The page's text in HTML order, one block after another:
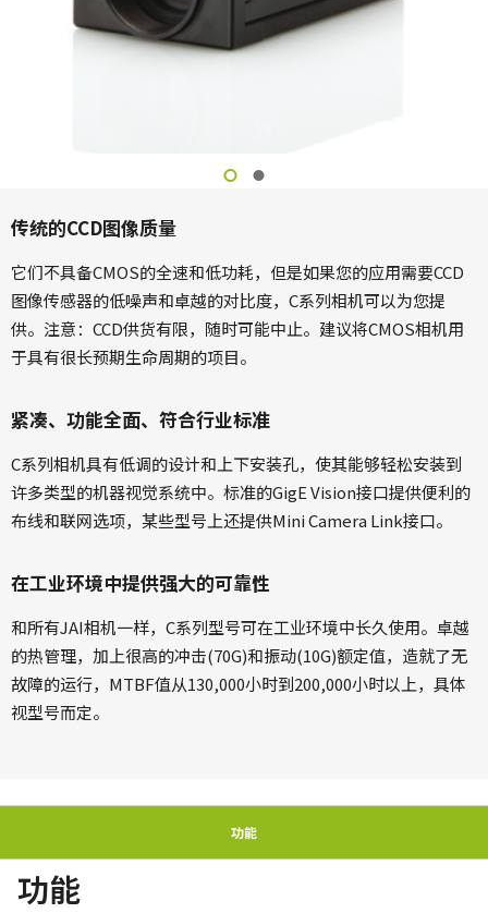
传统的CCD图像质量
它们不具备CMOS的全速和低功耗，但是如果您的应用需要CCD
图像传感器的低噪声和卓越的对比度，C系列相机可以为您提
供。注意：CCD供货有限，随时可能中止。建议将CMOS相机用
于具有很长预期生命周期的项目。
紧凑、功能全面、符合行业标准
C系列相机具有低调的设计和上下安装孔，使其能够轻松安装到
许多类型的机器视觉系统中。标准的GigE Vision接口提供便利的
布线和联网选项，某些型号上还提供Mini Camera Link接口。
在工业环境中提供强大的可靠性
和所有JAI相机一样，C系列型号可在工业环境中长久使用。卓越
的热管理，加上很高的冲击(70G)和振动(10G)额定值，造就了无
故障的运行，MTBF值从130,000小时到200,000小时以上，具体
视型号而定。
功能
功能